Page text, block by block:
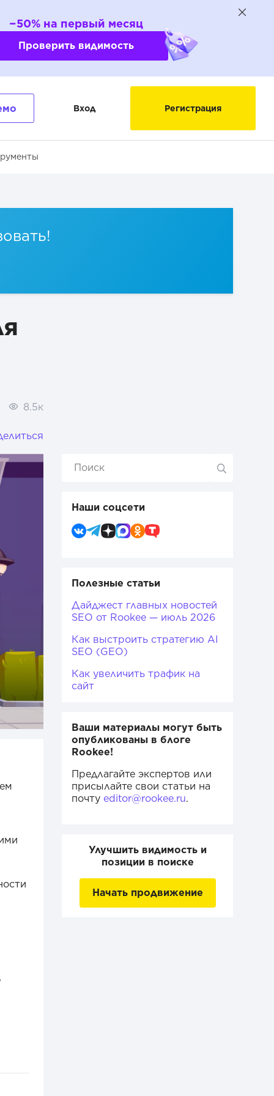
−50% на первый месяц
Проверить видимость
Вход Регистрация
8.5к
Наши соцсети
Полезные статьи
Дайджест главных новостей
SEO от Rookee — июль 2026
Как выстроить стратегию AI
SEO (GEO)
Как увеличить трафик на
сайт
Ваши материалы могут быть
опубликованы в блоге
Rookee!
Предлагайте экспертов или
присылайте свои статьи на
почту editor@rookee.ru.
Улучшить видимость и
позиции в поиске
Начать продвижение